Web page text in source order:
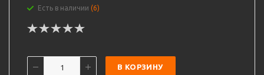
Есть в наличии (6)
В КОРЗИНУ